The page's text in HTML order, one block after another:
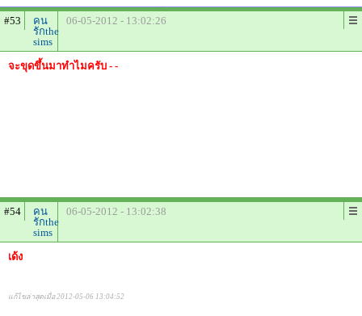
#53
คน
รักthe
sims
06-05-2012 - 13:02:26
จะขุดขึ้นมาทำไมครับ - -
#54
คน
รักthe
sims
06-05-2012 - 13:02:38
เด้ง
แก้ไขล่าสุดเมื่อ 2012-05-06 13:04:52